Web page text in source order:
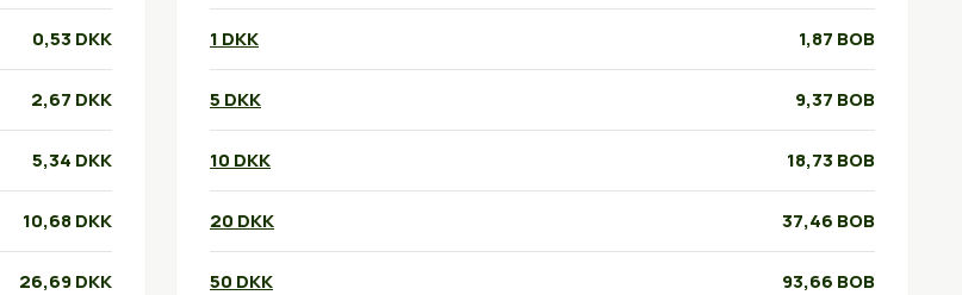
0,53 DKK
2,67 DKK
5,34 DKK
10,68 DKK
26,69 DKK
1 DKK 1,87 BOB
5 DKK 9,37 BOB
10 DKK 18,73 BOB
20 DKK 37,46 BOB
50 DKK 93,66 BOB